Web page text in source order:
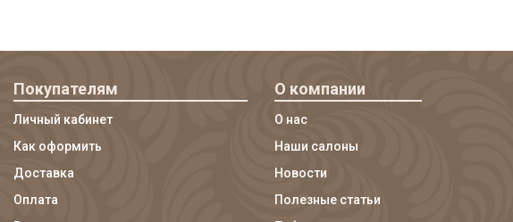
Покупателям
Личный кабинет
Как оформить
Доставка
Оплата
О компании
О нас
Наши салоны
Новости
Полезные статьи